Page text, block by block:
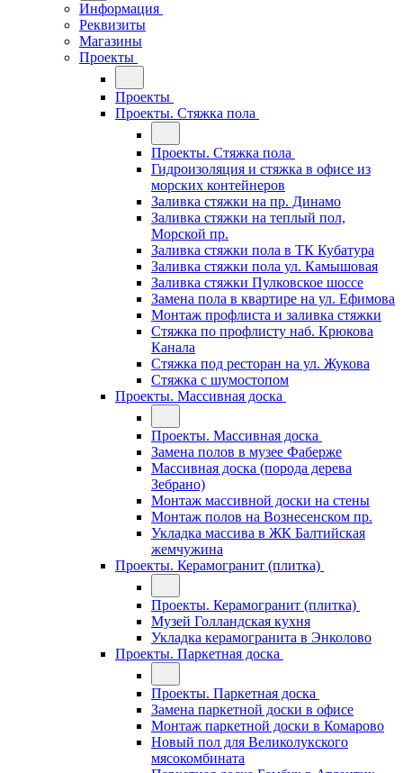
Информация
Реквизиты
Магазины
Проекты
Проекты
Проекты. Стяжка пола
Проекты. Стяжка пола
Гидроизоляция и стяжка в офисе из
морских контейнеров
Заливка стяжки на пр. Динамо
Заливка стяжки на теплый пол,
Морской пр.
Заливка стяжки пола в ТК Кубатура
Заливка стяжки пола ул. Камышовая
Заливка стяжки Пулковское шоссе
Замена пола в квартире на ул. Ефимова
Монтаж профлиста и заливка стяжки
Стяжка по профлисту наб. Крюкова
Канала
Стяжка под ресторан на ул. Жукова
Стяжка с шумостопом
Проекты. Массивная доска
Проекты. Массивная доска
Замена полов в музее Фаберже
Массивная доска (порода дерева
Зебрано)
Монтаж массивной доски на стены
Монтаж полов на Вознесенском пр.
Укладка массива в ЖК Балтийская
жемчужина
Проекты. Керамогранит (плитка)
Проекты. Керамогранит (плитка)
Музей Голландская кухня
Укладка керамогранита в Энколово
Проекты. Паркетная доска
Проекты. Паркетная доска
Замена паркетной доски в офисе
Монтаж паркетной доски в Комарово
Новый пол для Великолукского
мясокомбината